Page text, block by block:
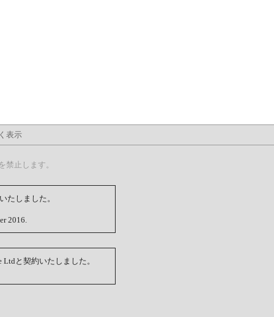
表示
止します。
たしました。
2016.
と契約いたしました。